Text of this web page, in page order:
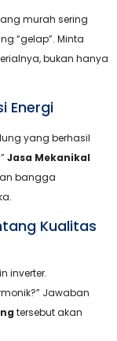
murah sering
“gelap”. Minta
bukan hanya
Energi
yang berhasil
Jasa Mekanikal
bangga
Kualitas
inverter.
Jawaban
tersebut akan